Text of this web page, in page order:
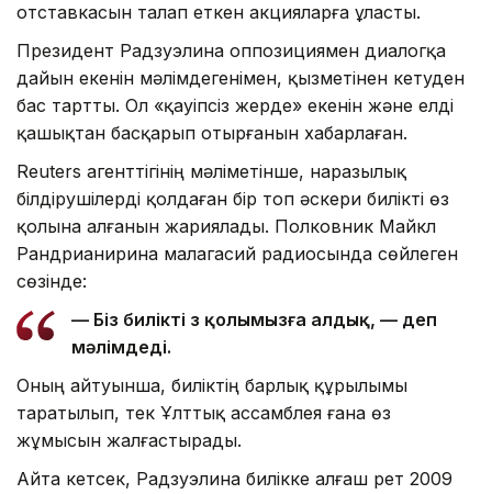
отставкасын талап еткен акцияларға ұласты.
Президент Радзуэлина оппозициямен диалогқа
дайын екенін мәлімдегенімен, қызметінен кетуден
бас тартты. Ол «қауіпсіз жерде» екенін және елді
қашықтан басқарып отырғанын хабарлаған.
Reuters агенттігінің мәліметінше, наразылық
білдірушілерді қолдаған бір топ әскери билікті өз
қолына алғанын жариялады. Полковник Майкл
Рандрианирина малагасий радиосында сөйлеген
сөзінде:
— Біз билікті өз қолымызға алдық, — деп
мәлімдеді.
Оның айтуынша, биліктің барлық құрылымы
таратылып, тек Ұлттық ассамблея ғана өз
жұмысын жалғастырады.
Айта кетсек, Радзуэлина билікке алғаш рет 2009